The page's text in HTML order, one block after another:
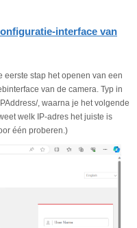
interface van
eerste stap het openen van een
van de camera. Typ in
, waarna je het volgende
welk IP-adres het juiste is
één proberen.)